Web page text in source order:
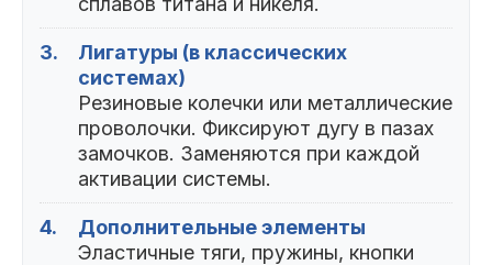
3.
Лигатуры (в классических
системах)
Резиновые колечки или металлические
проволочки. Фиксируют дугу в пазах
замочков. Заменяются при каждой
активации системы.
4.
Дополнительные элементы
Эластичные тяги, пружины, кнопки